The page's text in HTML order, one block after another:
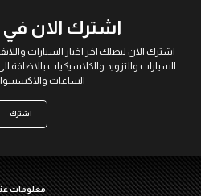
اشترك الان في
اشترك الان ليصلك اخر اخبار السيارات
السيارات والتزويد والكلاسيكيات
الساعات
اشترك
معلومات